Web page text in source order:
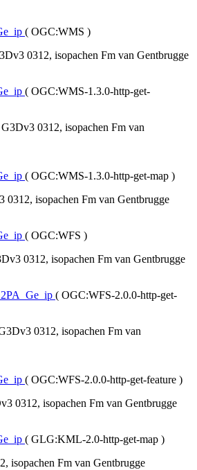
( OGC:WMS )
0312, isopachen Fm van Gentbrugge
( OGC:WMS-1.3.0-http-get-
0312, isopachen Fm van
( OGC:WMS-1.3.0-http-get-map )
0312, isopachen Fm van Gentbrugge
( OGC:WFS )
0312, isopachen Fm van Gentbrugge
( OGC:WFS-2.0.0-http-get-
0312, isopachen Fm van
( OGC:WFS-2.0.0-http-get-feature )
0312, isopachen Fm van Gentbrugge
( GLG:KML-2.0-http-get-map )
isopachen Fm van Gentbrugge